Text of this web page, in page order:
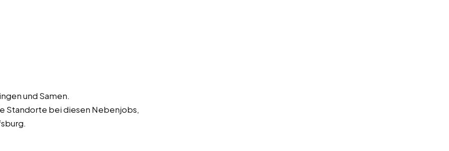
und Samen.
Standorte bei diesen Nebenjobs,